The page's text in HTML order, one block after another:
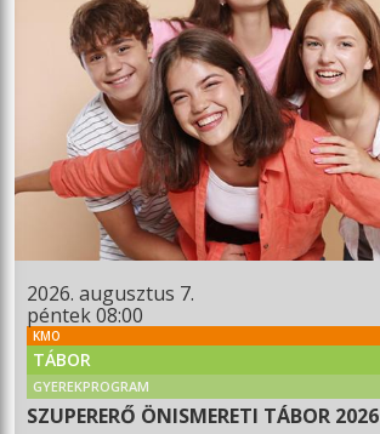
2026. augusztus 7.
péntek 08:00
KMO
TÁBOR
GYEREKPROGRAM
SZUPERERŐ ÖNISMERETI TÁBOR 2026